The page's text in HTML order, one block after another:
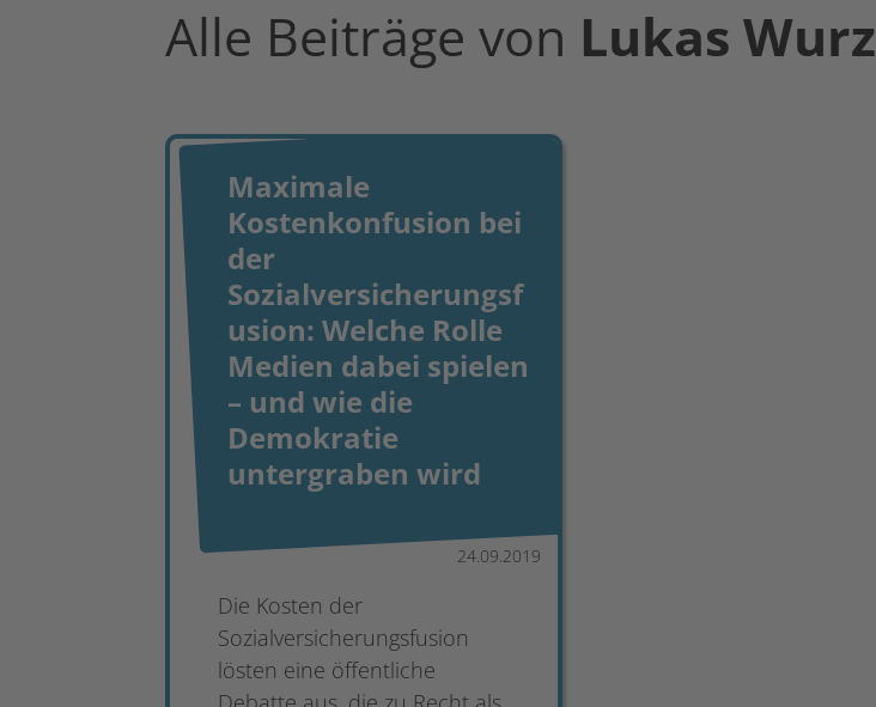
Alle Beiträge von Lukas Wurz
Maximale
Kostenkonfusion bei
der
Sozialversicherungsf
usion: Welche Rolle
Medien dabei spielen
– und wie die
Demokratie
untergraben wird
Die Kosten der
Sozialversicherungsfusion
lösten eine öffentliche
24.09.2019